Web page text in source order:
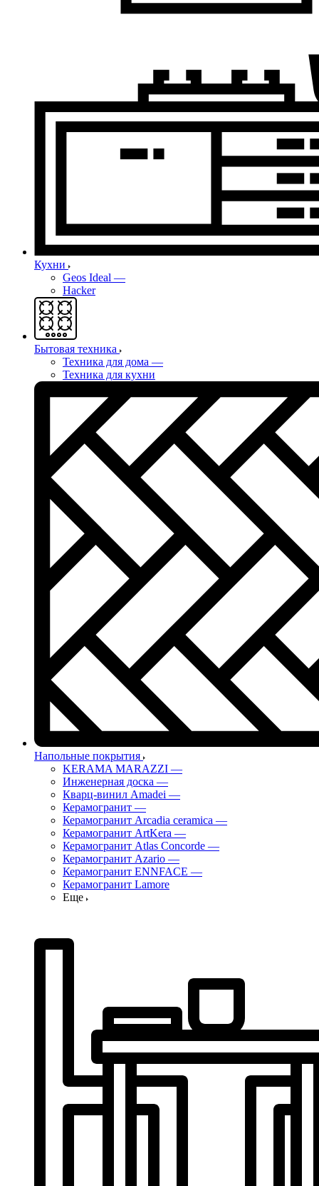
Кухни
Geos Ideal —
Hacker
Бытовая техника
Техника для дома —
Техника для кухни
Напольные покрытия
KERAMA MARAZZI —
Инженерная доска —
Кварц-винил Amadei —
Керамогранит —
Керамогранит Arcadia ceramica —
Керамогранит ArtKera —
Керамогранит Atlas Concorde —
Керамогранит Azario —
Керамогранит ENNFACE —
Керамогранит Lamore
Еще